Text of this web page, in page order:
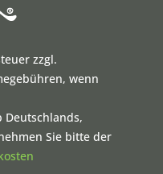
zzgl.
wenn
Sie bitte der